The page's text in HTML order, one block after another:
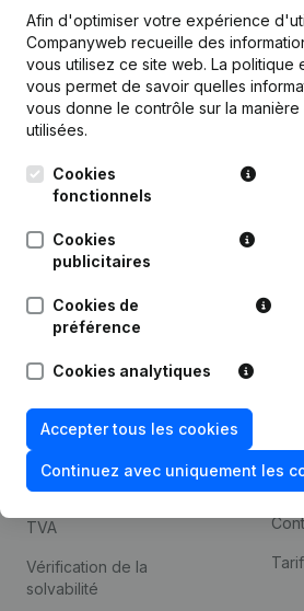
Afin d'optimiser votre expérience
Companyweb recueille des
vous utilisez ce site web. La politique
vous permet de savoir quelles
vous donne le contrôle sur la
utilisées.
Cookies
fonctionnels
Cookies
publicitaires
Cookies de
préférence
Cookies analytiques
Accepter tous les cookies
Continuez avec uniquement les
Français
Kantorenpark Everest
Leuvensesteenweg
1800 Vilvoorde
Compliance et prévention
de la fraude
Consulter des comptes
annuels
TVA
Vérification de la
solvabilité